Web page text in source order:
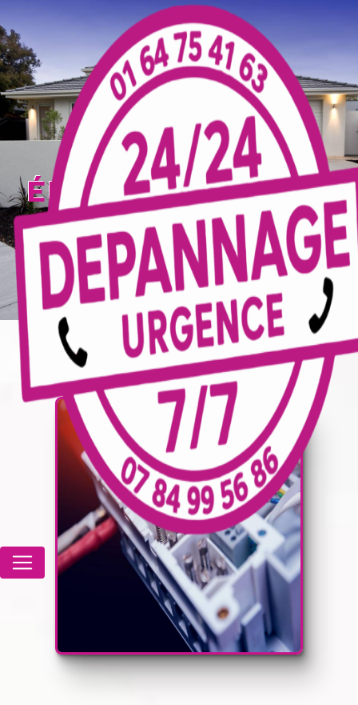
électricien Serris
TECELEC
Panneau de gestion des cookies